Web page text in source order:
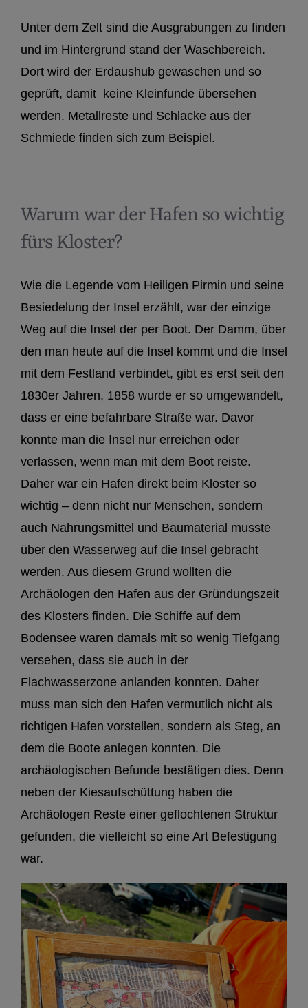
Unter dem Zelt sind die Ausgrabungen zu finden
und im Hintergrund stand der Waschbereich.
Dort wird der Erdaushub gewaschen und so
geprüft, damit keine Kleinfunde übersehen
werden. Metallreste und Schlacke aus der
Schmiede finden sich zum Beispiel.
Warum war der Hafen so wichtig
fürs Kloster?
Wie die Legende vom Heiligen Pirmin und seine
Besiedelung der Insel erzählt, war der einzige
Weg auf die Insel der per Boot. Der Damm, über
den man heute auf die Insel kommt und die Insel
mit dem Festland verbindet, gibt es erst seit den
1830er Jahren, 1858 wurde er so umgewandelt,
dass er eine befahrbare Straße war. Davor
konnte man die Insel nur erreichen oder
verlassen, wenn man mit dem Boot reiste.
Daher war ein Hafen direkt beim Kloster so
wichtig – denn nicht nur Menschen, sondern
auch Nahrungsmittel und Baumaterial musste
über den Wasserweg auf die Insel gebracht
werden. Aus diesem Grund wollten die
Archäologen den Hafen aus der Gründungszeit
des Klosters finden. Die Schiffe auf dem
Bodensee waren damals mit so wenig Tiefgang
versehen, dass sie auch in der
Flachwasserzone anlanden konnten. Daher
muss man sich den Hafen vermutlich nicht als
richtigen Hafen vorstellen, sondern als Steg, an
dem die Boote anlegen konnten. Die
archäologischen Befunde bestätigen dies. Denn
neben der Kiesaufschüttung haben die
Archäologen Reste einer geflochtenen Struktur
gefunden, die vielleicht so eine Art Befestigung
war.